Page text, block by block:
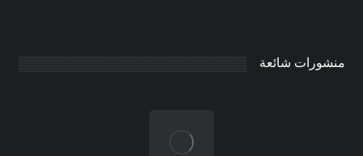
منشورات شائعة